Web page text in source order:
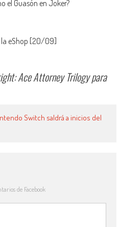
el Guasón en Joker?
la eShop [20/09]
Ace Attorney Trilogy para
Switch saldrá a inicios del
de Facebook